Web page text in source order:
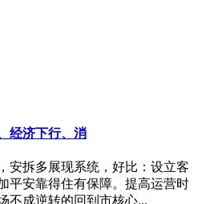
经济下行、消
安拆多展现系统，好比：设立客
平安靠得住有保障。提高运营时
不成逆转的回到市核心...